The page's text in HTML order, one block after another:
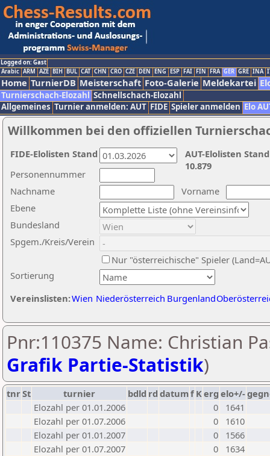
Logged on: Gast
Arabic ARM AZE BIH BUL CAT CHN CRO CZE DEN ENG ESP FAI FIN FRA GER GRE INA
Home TurnierDB Meisterschaft Foto-Galerie Meldekartei
Turnierschach-Elozahl Schnellschach-Elozahl
Allgemeines Turnier anmelden: AUT FIDE Spieler anmelden Elo
Willkommen bei den offiziellen
Nachname
Vorname
Ebene
Sortierung
Personennummer
Bundesland
Spgem./Kreis/Verein
Nur "österreichische" Spieler
Vereinslisten:Wien Niederösterreich Burgenland
AUT-Elolisten
10.879
FIDE-Elolisten Stand
Pnr:110375 Name: Christian
Grafik Partie-Statistik)
tnrSt turnier bdld rd datumf Kerg elo+/-
Elozahl per 01.01.2006
0
1641
Elozahl per 01.07.2006
0
1610
Elozahl per 01.01.2007
0
1566
Elozahl per 01.07.2007
0
1634